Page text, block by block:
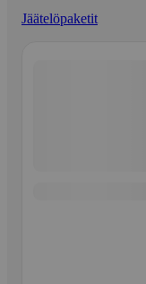
Jäätelöpaketit